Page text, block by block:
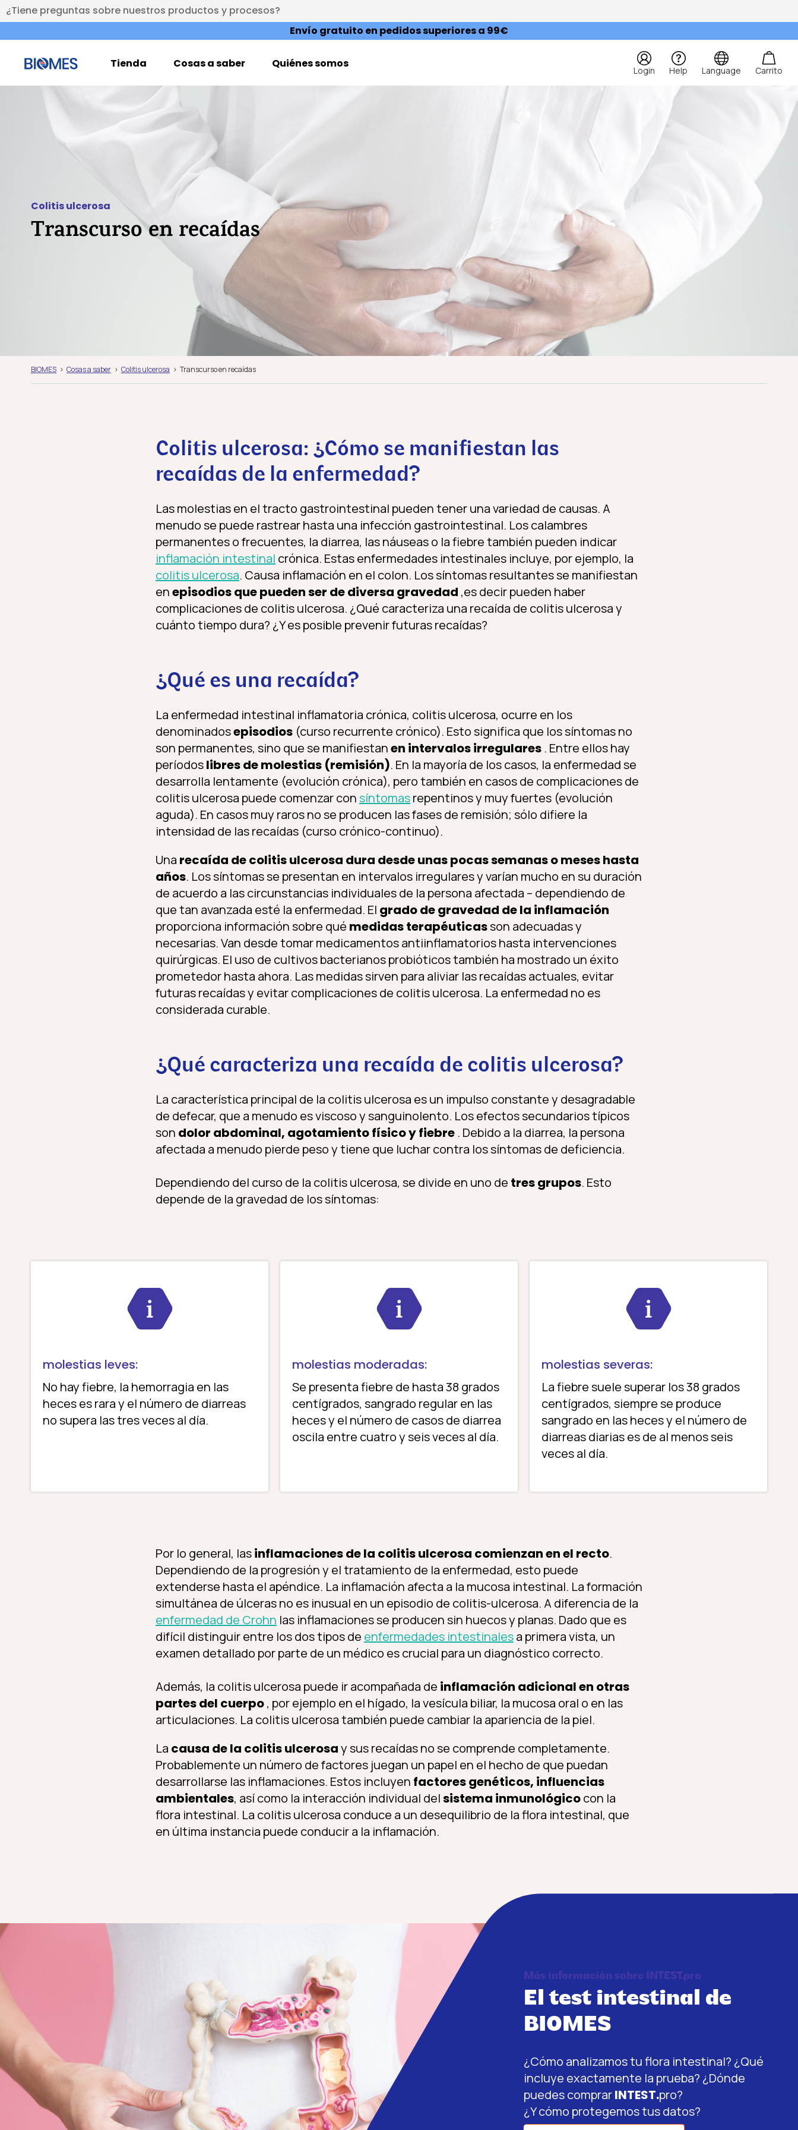
¿Tiene preguntas sobre nuestros productos y procesos?
Envío gratuito en pedidos superiores a 99€
Tienda Cosas a saber Quiénes somos
Login Help Language Carrito
Colitis ulcerosa
Transcurso en recaídas
BIOMES Cosas a saber Colitis ulcerosa Transcurso en recaídas
Colitis ulcerosa: ¿Cómo se manifiestan las
recaídas de la enfermedad?
Las molestias en el tracto gastrointestinal pueden tener una variedad de causas. A
menudo se puede rastrear hasta una infección gastrointestinal. Los calambres
permanentes o frecuentes, la diarrea, las náuseas o la fiebre también pueden indicar
inflamación intestinal crónica. Estas enfermedades intestinales incluye, por ejemplo, la
colitis ulcerosa. Causa inflamación en el colon. Los síntomas resultantes se manifiestan
enepisodios que pueden ser de diversa gravedad ,es decir pueden haber
complicaciones de colitis ulcerosa. ¿Qué caracteriza una recaída de colitis ulcerosa y
cuánto tiempo dura? ¿Y es posible prevenir futuras recaídas?
¿Qué es una recaída?
La enfermedad intestinal inflamatoria crónica, colitis ulcerosa, ocurre en los
denominadosepisodios (curso recurrente crónico). Esto significa que los síntomas no
son permanentes, sino que se manifiestanen intervalos irregulares . Entre ellos hay
períodoslibres de molestias (remisión). En la mayoría de los casos, la enfermedad se
desarrolla lentamente (evolución crónica), pero también en casos de complicaciones de
colitis ulcerosa puede comenzar consíntomasrepentinos y muy fuertes (evolución
aguda). En casos muy raros no se producen las fases de remisión; sólo difiere la
intensidad de las recaídas (curso crónico-continuo).
Una recaída de colitis ulcerosa dura desde unas pocas semanas o meses hasta
años. Los síntomas se presentan en intervalos irregulares y varían mucho en su duración
de acuerdo a las circunstancias individuales de la persona afectada – dependiendo de
que tan avanzada esté la enfermedad. El grado de gravedad de la inflamación
proporciona información sobre qué medidas terapéuticasson adecuadas y
necesarias. Van desde tomar medicamentos antiinflamatorios hasta intervenciones
quirúrgicas. El uso de cultivos bacterianos probióticos también ha mostrado un éxito
prometedor hasta ahora. Las medidas sirven para aliviar las recaídas actuales, evitar
futuras recaídas y evitar complicaciones de colitis ulcerosa. La enfermedad no es
considerada curable.
¿Qué caracteriza una recaída de colitis ulcerosa?
La característica principal de la colitis ulcerosa es un impulso constante y desagradable
de defecar, que a menudo es viscoso y sanguinolento. Los efectos secundarios típicos
son dolor abdominal, agotamiento físico y fiebre . Debido a la diarrea, la persona
afectada a menudo pierde peso y tiene que luchar contra los síntomas de deficiencia.
Dependiendo del curso de la colitis ulcerosa, se divide en uno de tres grupos. Esto
depende de la gravedad de los síntomas:
molestias leves:
No hay fiebre, la hemorragia en las
heces es rara y el número de diarreas
no supera las tres veces al día.
molestias moderadas:
Se presenta fiebre de hasta 38 grados
centígrados, sangrado regular en las
heces y el número de casos de diarrea
oscila entre cuatro y seis veces al día.
molestias severas:
La fiebre suele superar los 38 grados
centígrados, siempre se produce
sangrado en las heces y el número de
diarreas diarias es de al menos seis
veces al día.
Por lo general, lasinflamaciones de la colitis ulcerosa comienzan en el recto.
Dependiendo de la progresión y el tratamiento de la enfermedad, esto puede
extenderse hasta el apéndice. La inflamación afecta a la mucosa intestinal. La formación
simultánea de úlceras no es inusual en un episodio de colitis-ulcerosa. A diferencia de la
enfermedad de Crohn las inflamaciones se producen sin huecos y planas. Dado que es
difícil distinguir entre los dos tipos de enfermedades intestinalesa primera vista, un
examen detallado por parte de un médico es crucial para un diagnóstico correcto.
Además, la colitis ulcerosa puede ir acompañada de inflamación adicional en otras
partes del cuerpo, por ejemplo en el hígado, la vesícula biliar, la mucosa oral o en las
articulaciones. La colitis ulcerosa también puede cambiar la apariencia de la piel.
La causa de la colitis ulcerosay sus recaídas no se comprende completamente.
Probablemente un número de factores juegan un papel en el hecho de que puedan
desarrollarse las inflamaciones. Estos incluyen factores genéticos, influencias
ambientales, así como la interacción individual delsistema inmunológicocon la
flora intestinal. La colitis ulcerosa conduce a un desequilibrio de la flora intestinal, que
en última instancia puede conducir a la inflamación.
Más información sobre INTEST.pro
El test intestinal de
BIOMES
¿Cómo analizamos tu flora intestinal? ¿Qué
incluye exactamente la prueba? ¿Dónde
puedes comprarINTEST.pro?
¿Y cómo protegemos tus datos?